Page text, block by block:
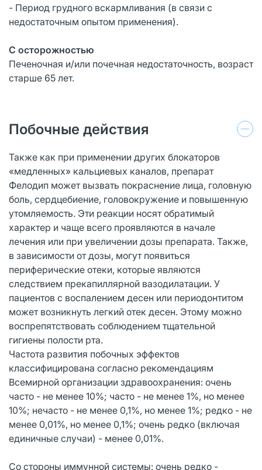
- Период грудного вскармливания (в связи с
недостаточным опытом применения).
С осторожностью
Печеночная и/или почечная недостаточность, возраст
старше 65 лет.
Побочные действия
Также как при применении других блокаторов
«медленных» кальциевых каналов, препарат
Фелодип может вызвать покраснение лица, головную
боль, сердцебиение, головокружение и повышенную
утомляемость. Эти реакции носят обратимый
характер и чаще всего проявляются в начале
лечения или при увеличении дозы препарата. Также,
в зависимости от дозы, могут появиться
периферические отеки, которые являются
следствием прекапиллярной вазодилатации. У
пациентов с воспалением десен или периодонтитом
может возникнуть легкий отек десен. Этому можно
воспрепятствовать соблюдением тщательной
гигиены полости рта.
Частота развития побочных эффектов
классифицирована согласно рекомендациям
Всемирной организации здравоохранения: очень
часто - не менее 10%; часто - не менее 1%, но менее
10%; нечасто - не менее 0,1%, но менее 1%; редко - не
менее 0,01%, но менее 0,1%; очень редко (включая
единичные случаи) - менее 0,01%.
Со стороны иммунной системы: очень редко -